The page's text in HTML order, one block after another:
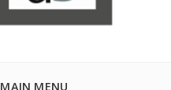
MAIN MENU